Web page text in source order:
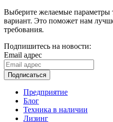
Выберите желаемые
вариант. Это поможет нам
требования.
Подпишитесь на новости:
Email адрес
Подписаться
Предприятие
Блог
Техника в наличии
Лизинг